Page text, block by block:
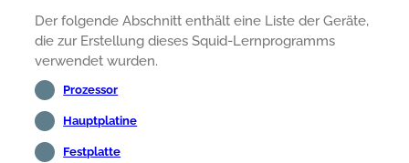
Der folgende Abschnitt enthält eine Liste der Geräte,
die zur Erstellung dieses Squid-Lernprogramms
verwendet wurden.
Prozessor
Hauptplatine
Festplatte